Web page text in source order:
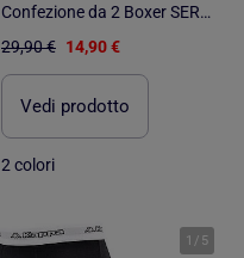
Confezione da 2 Boxer SERGIO TACCHINI
29,90 € 14,90 €
Vedi prodotto
2 colori
1 / 5